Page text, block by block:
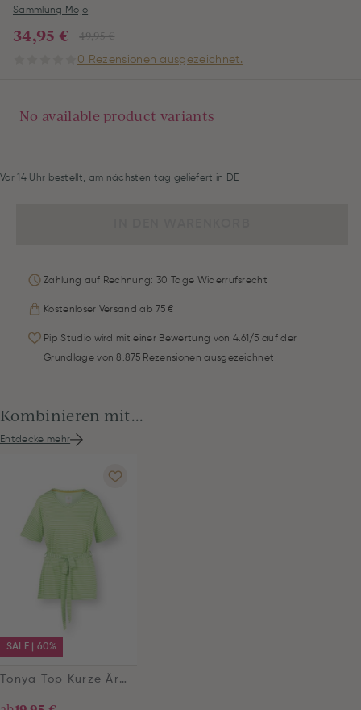
Sammlung Mojo
49,95 €
34,95 €
0 Rezensionen ausgezeichnet.
No available product variants
Vor 14 Uhr bestellt, am nächsten tag geliefert in DE
Zahlung auf Rechnung: 30 Tage Widerrufsrecht
Kostenloser Versand ab 75 €
Pip Studio wird mit einer Bewertung von 4.61/5 auf der
Grundlage von 8.875 Rezensionen ausgezeichnet
Kombinieren mit...
Entdecke mehr
SALE | 60%
Tonya Top Kurze Ärmeln Little Sumo Stripe Grün